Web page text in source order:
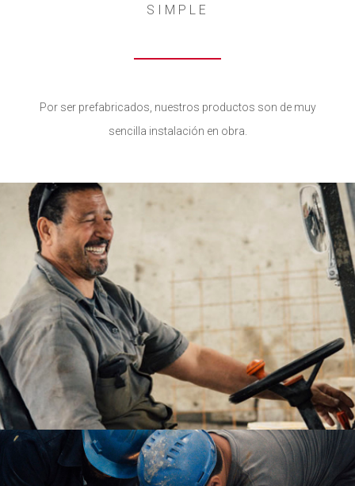
SIMPLE
Por ser prefabricados, nuestros productos son de muy
sencilla instalación en obra.